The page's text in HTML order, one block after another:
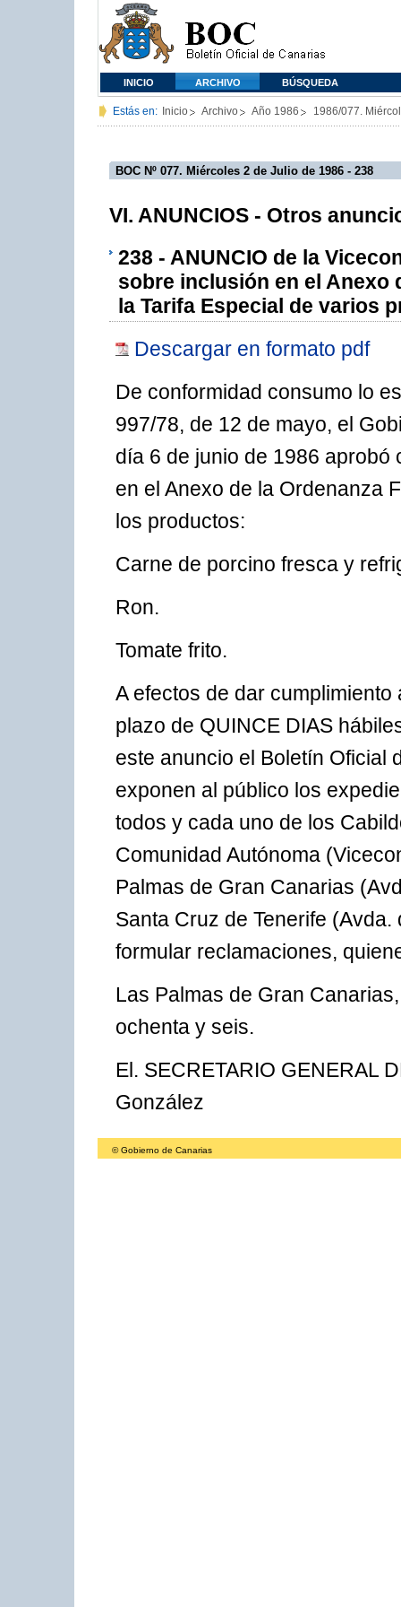
INICIO ARCHIVO BÚSQUEDA
Estás en: Inicio Archivo Año 1986 1986/077.
BOC Nº 077. Miércoles 2 de Julio de 1986 - 238
VI. ANUNCIOS - Otros
238 - ANUNCIO de la
sobre inclusión en el Anexo
la Tarifa Especial de varios
Descargar en formato pdf
De conformidad consumo lo
997/78, de 12 de mayo, el
día 6 de junio de 1986
en el Anexo de la Ordenanza
los productos:
Carne de porcino fresca y
Ron.
Tomate frito.
A efectos de dar
plazo de QUINCE DIAS
este anuncio el Boletín Oficial
exponen al público los
todos y cada uno de los
Comunidad Autónoma
Palmas de Gran Canarias
Santa Cruz de Tenerife
formular reclamaciones,
Las Palmas de Gran
ochenta y seis.
El. SECRETARIO GENERAL
González
© Gobierno de Canarias